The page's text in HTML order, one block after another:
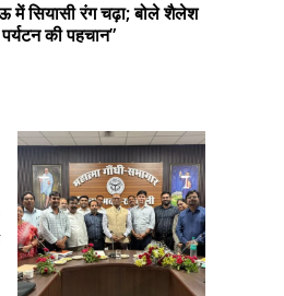
सियासी रंग चढ़ा; बोले शैलेश
की पहचान”